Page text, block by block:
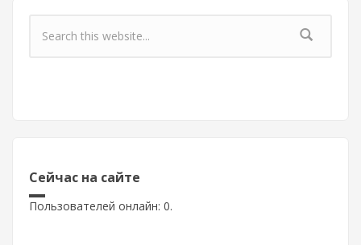
Форма поиска
Сейчас на сайте
Пользователей онлайн: 0.